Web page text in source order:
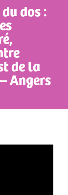
dos :
de la
Angers